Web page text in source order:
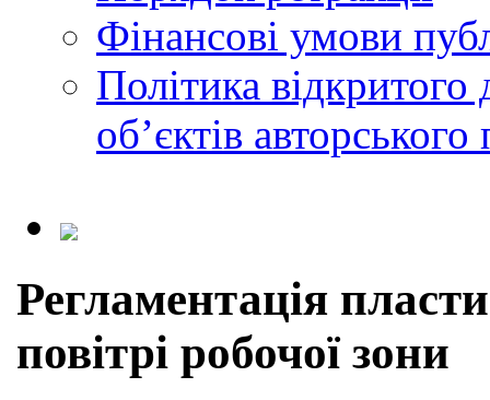
Фінансові умови
Політика
обʼєктів авторського
Регламентація
повітрі робочої зони